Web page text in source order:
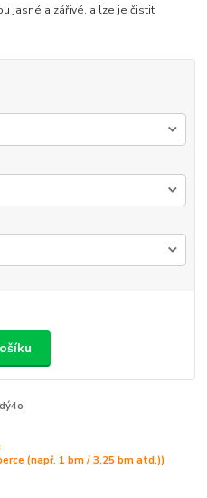
jasné a zářivé, a lze je čistit
(např. 1 bm / 3,25 bm atd.))